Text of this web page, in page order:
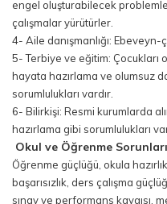
engel oluşturabilecek
çalışmalar yürütürler.
4- Aile danışmanlığı:
5- Terbiye ve eğitim: Çocukları
hayata hazırlama ve olumsuz
sorumlulukları vardır.
6- Bilirkişi: Resmi kurumlarda
hazırlama gibi sorumlulukları
Okul ve Öğrenme
Öğrenme güçlüğü, okula
başarısızlık, ders çalışma
sınav ve performans kaygısı,